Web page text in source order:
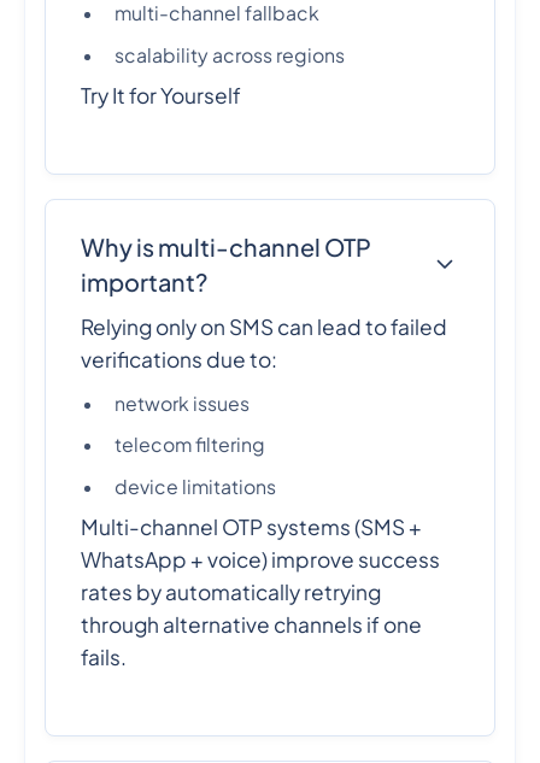
multi-channel fallback
scalability across regions
Try It for Yourself
Why is multi-channel OTP
important?
Relying only on SMS can lead to failed
verifications due to:
network issues
telecom filtering
device limitations
Multi-channel OTP systems (SMS +
WhatsApp + voice) improve success
rates by automatically retrying
through alternative channels if one
fails.